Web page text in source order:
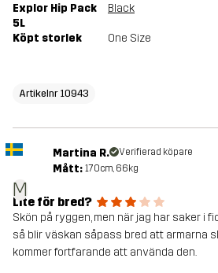
Explor Hip Pack
5L
Black
Köpt storlek One Size
Artikelnr 10943
M
Martina R. Verifierad köpare
Mått: 170cm, 66kg
Lite för bred?
Skön på ryggen, men när jag har saker i
så blir väskan såpass bred att armarna
kommer fortfarande att använda den.